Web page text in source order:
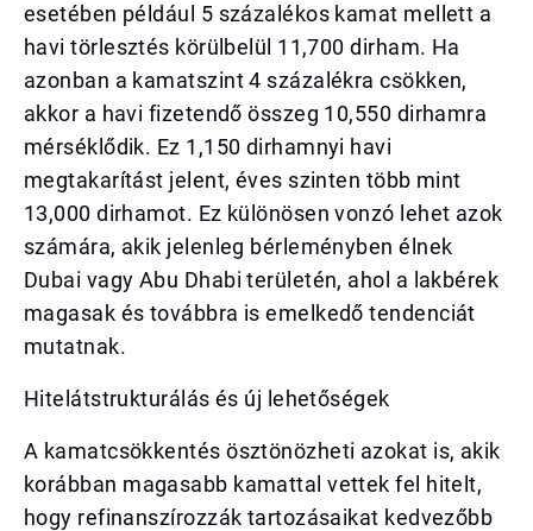
esetében például 5 százalékos kamat mellett a
havi törlesztés körülbelül 11,700 dirham. Ha
azonban a kamatszint 4 százalékra csökken,
akkor a havi fizetendő összeg 10,550 dirhamra
mérséklődik. Ez 1,150 dirhamnyi havi
megtakarítást jelent, éves szinten több mint
13,000 dirhamot. Ez különösen vonzó lehet azok
számára, akik jelenleg bérleményben élnek
Dubai vagy Abu Dhabi területén, ahol a lakbérek
magasak és továbbra is emelkedő tendenciát
mutatnak.
Hitelátstrukturálás és új lehetőségek
A kamatcsökkentés ösztönözheti azokat is, akik
korábban magasabb kamattal vettek fel hitelt,
hogy refinanszírozzák tartozásaikat kedvezőbb